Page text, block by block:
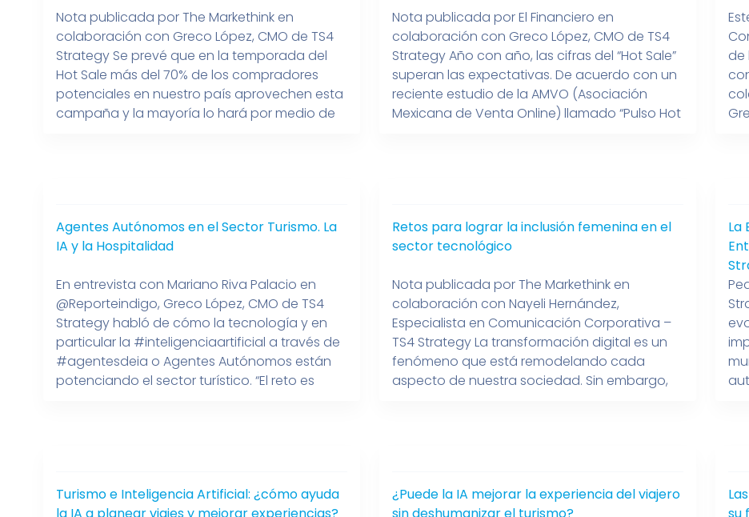
Wizard
Timeline
Process
Nota publicada por The Markethink en
colaboración con Greco López, CMO de TS4
Strategy Se prevé que en la temporada del
Hot Sale más del 70% de los compradores
potenciales en nuestro país aprovechen esta
campaña y la mayoría lo hará por medio de
Nota publicada por El Financiero en
colaboración con Greco López, CMO de TS4
Strategy Año con año, las cifras del “Hot Sale”
superan las expectativas. De acuerdo con un
reciente estudio de la AMVO (Asociación
Mexicana de Venta Online) llamado “Pulso Hot
de
Agentes Autónomos en el Sector Turismo. La
IA y la Hospitalidad
En entrevista con Mariano Riva Palacio en
‪@Reporteindigo‬, Greco López, CMO de ‪TS4
Strategy habló de cómo la tecnología y en
particular la #inteligenciaartificial a través de
#agentesdeia o Agentes Autónomos están
potenciando el sector turístico. “El reto es
Retos para lograr la inclusión femenina en el
sector tecnológico
Nota publicada por The Markethink en
colaboración con Nayeli Hernández,
Especialista en Comunicación Corporativa –
TS4 Strategy La transformación digital es un
fenómeno que está remodelando cada
aspecto de nuestra sociedad. Sin embargo,
La
Turismo e Inteligencia Artificial: ¿cómo ayuda
¿Puede la IA mejorar la experiencia del viajero